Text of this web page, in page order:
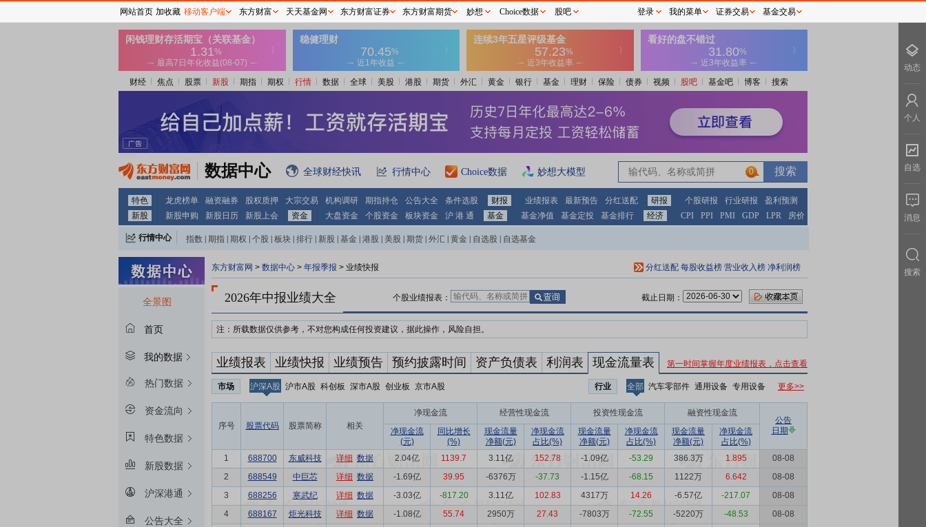
财经 焦点 股票 新股 期指 期权 行情 数据 全球 美股 港股 期货 外汇 黄金 银行 基金 理财 保险 债券 视频 股吧 基金吧 博客 搜索
数据中心 全球财经快讯 行情中心 Choice数据 妙想大模型 0
特色 龙虎榜单 融资融券 股权质押 大宗交易 机构调研 期指持仓 公告大全 条件选股 财报 业绩报表 最新预告 分红送配 研报 个股研报 行业研报
盈利预测
新股
新股申购 新股日历 新股上会 资金 大盘资金 个股资金 板块资金 沪 港 通 基金 基金净值 基金定投 基金排行 经济 CPI PPI PMI GDP LPR 房价
行情中心 指数 期指 期权 个股 板块 排行 新股 基金 港股 美股 期货 外汇 黄金 自选股 自选基金
全景图
首页
我的数据
热门数据
资金流向
特色数据
新股数据
沪深港通
公告大全
东方财富网 > 数据中心 > 年报季报 > 业绩快报 分红送配 每股收益榜 营业收入榜 净利润榜
2026年中报业绩大全 个股业绩报表： 截止日期：
注：所载数据仅供参考，不对您构成任何投资建议，据此操作，风险自担。
业绩报表 业绩快报 业绩预告 预约披露时间 资产负债表 利润表 现金流量表 第一时间掌握年度业绩报表，点击查看
市场 沪深A股 沪市A股 科创板 深市A股 创业板 京市A股 行业 全部 汽车零部件 通用设备 专用设备 更多>>
序号 股票代码 股票简称 相关
净现金流 经营性现金流 投资性现金流 融资性现金流
公告
日期
净现金流
(元)
同比增长
(%)
现金流量
净额(元)
净现金流
占比(%)
现金流量
净额(元)
净现金流
占比(%)
现金流量
净额(元)
净现金流
占比(%)
1
688700 东威科技 详细 数据 2.04亿 1139.7 3.11亿 152.78 -1.09亿 -53.29 386.3万 1.895
08-08
2
688549 中巨芯 详细 数据 -1.69亿 39.95 -6376万 -37.73 -1.15亿 -68.15 1122万 6.642
08-08
3
688256 寒武纪 详细 数据 -3.03亿 -817.20 3.11亿 102.83 4317万 14.26 -6.57亿 -217.07
08-08
4
688167 炬光科技 详细 数据 -1.08亿 55.74 2950万 27.43 -7803万 -72.55 -5220万 -48.53
08-08
网站首页 加收藏 移动客户端 东方财富 天天基金网 东方财富证券 东方财富期货 妙想 Choice数据 股吧 登录 我的菜单 证券交易 基金交易
动态
个人
自选
消息
搜索